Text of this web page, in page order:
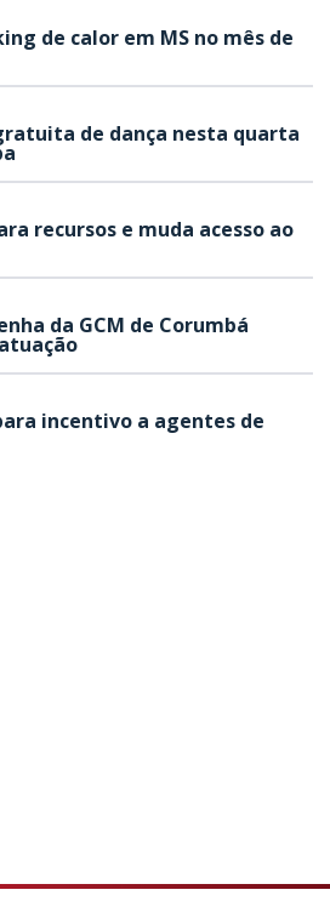
de calor em MS no mês de
de dança nesta quarta
recursos e muda acesso ao
da GCM de Corumbá
incentivo a agentes de